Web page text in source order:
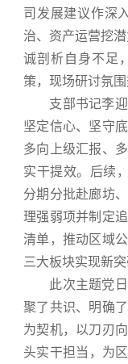
司发展建议作深
治、资产运营挖
诚剖析自身不足
策，现场研讨氛围
支部书记李
坚定信心、坚守
多向上级汇报、
实干提效。后续
分期分批赴廊坊
理强弱项并制定
清单，推动区域
三大板块实现新突
此次主题党
聚了共识、明确
为契机，以刀刃
头实干担当，为